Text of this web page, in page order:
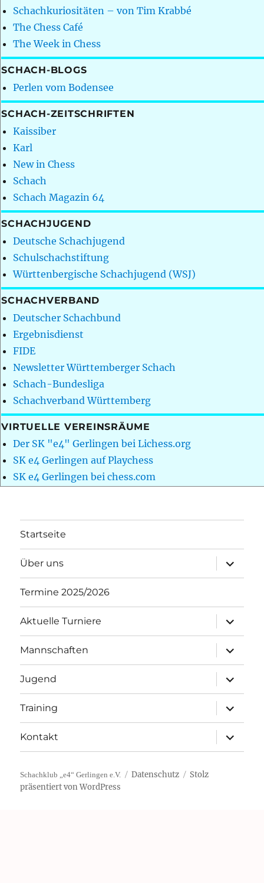
Schachkuriositäten – von Tim Krabbé
The Chess Café
The Week in Chess
SCHACH-BLOGS
Perlen vom Bodensee
SCHACH-ZEITSCHRIFTEN
Kaissiber
Karl
New in Chess
Schach
Schach Magazin 64
SCHACHJUGEND
Deutsche Schachjugend
Schulschachstiftung
Württenbergische Schachjugend (WSJ)
SCHACHVERBAND
Deutscher Schachbund
Ergebnisdienst
FIDE
Newsletter Württemberger Schach
Schach-Bundesliga
Schachverband Württemberg
VIRTUELLE VEREINSRÄUME
Der SK "e4" Gerlingen bei Lichess.org
SK e4 Gerlingen auf Playchess
SK e4 Gerlingen bei chess.com
Startseite
Über uns
öffnen
Termine 2025/2026
Aktuelle Turniere
öffnen
Mannschaften
öffnen
Jugend
öffnen
Training
öffnen
Kontakt
öffnen
Schachklub „e4“ Gerlingen e.V. Datenschutz
Stolz
präsentiert von WordPress